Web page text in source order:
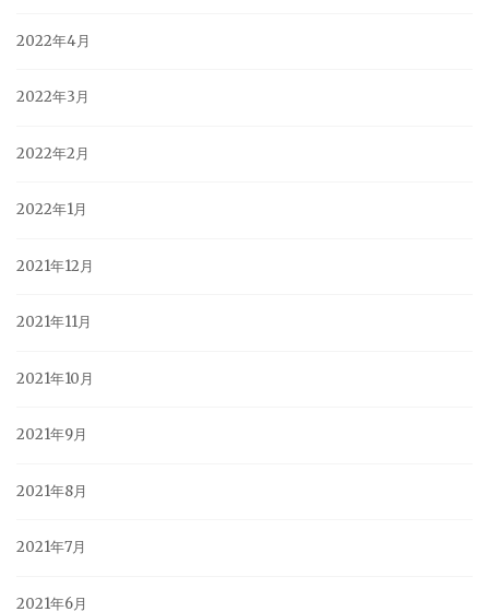
2022年4月
2022年3月
2022年2月
2022年1月
2021年12月
2021年11月
2021年10月
2021年9月
2021年8月
2021年7月
2021年6月